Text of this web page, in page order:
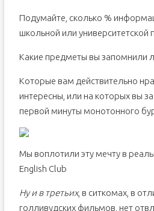
Подумайте, сколько %
школьной или университетской
Какие предметы вы запомнили
Которые вам действительно
интересны, или на которых вы
первой минуты монотонного
Мы воплотили эту мечту в
English Club
Ну и в третьих, в ситкомах, в
голливудских фильмов, нет